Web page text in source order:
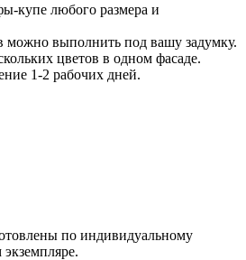
купе любого размера и
можно выполнить под вашу задумку.
цветов в одном фасаде.
1-2 рабочих дней.
по индивидуальному